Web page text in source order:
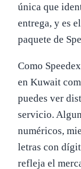
única que
entrega, y es
paquete de
Como
en Kuwait
puedes ver
servicio.
numéricos,
letras con
refleja el